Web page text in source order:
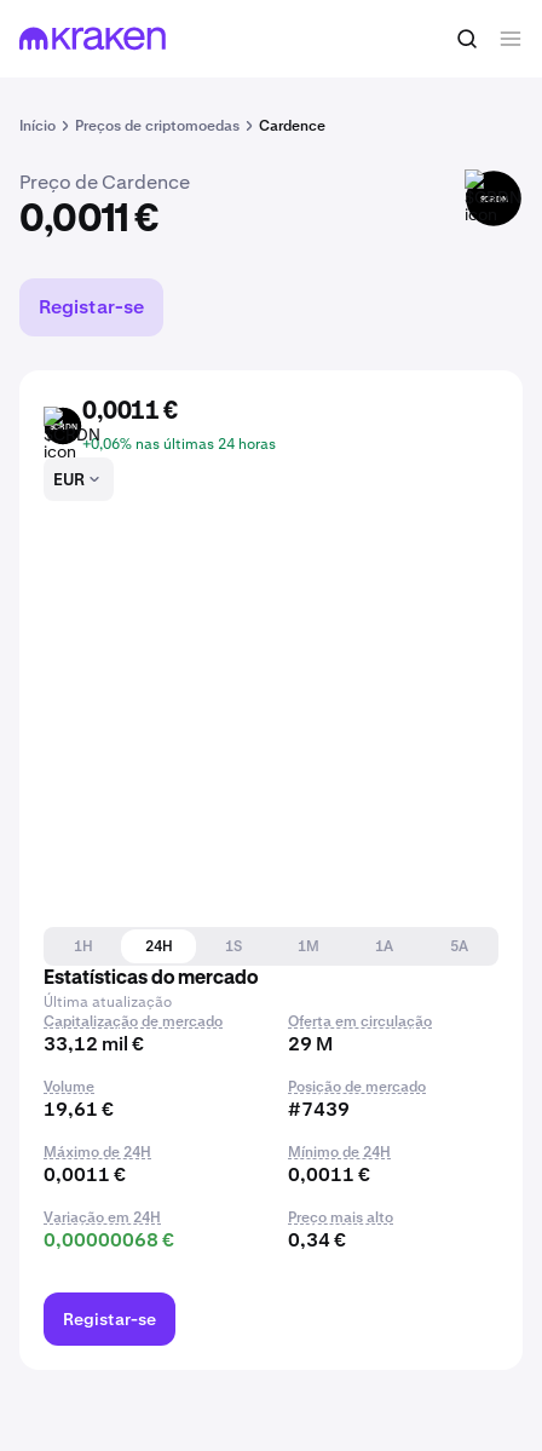
Início Preços de criptomoedas Cardence
0,0011 € Comprar $CRDN
Preço de Cardence
0,0011 €
$CRDN
Registar-se
$CRDN
0,0011 €
+0,06% nas últimas 24 horas
EUR
1H 24H 1S 1M 1A
5A
Estatísticas do mercado
Última atualização
Capitalização de mercado
33,12 mil €
Oferta em circulação
29 M
Volume
19,61 €
Posição de mercado
#7439
Máximo de 24H
0,0011 €
Mínimo de 24H
0,0011 €
Variação em 24H
0,00000068 €
Preço mais alto
0,34 €
Registar-se